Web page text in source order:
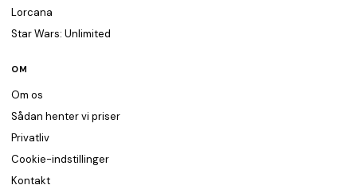
Lorcana
Star Wars: Unlimited
OM
Om os
Sådan henter vi priser
Privatliv
Cookie-indstillinger
Kontakt